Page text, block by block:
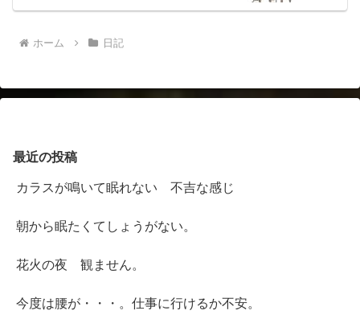
ホーム 日記
最近の投稿
カラスが鳴いて眠れない 不吉な感じ
朝から眠たくてしょうがない。
花火の夜 観ません。
今度は腰が・・・。仕事に行けるか不安。